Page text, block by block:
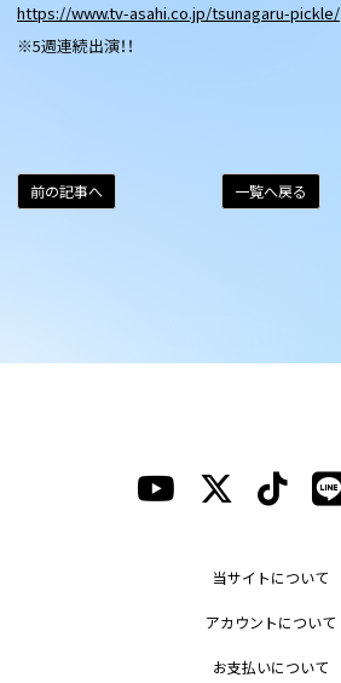
https://www.tv-asahi.co.jp/tsunagaru-pickle/
※5週連続出演！！
一覧へ戻る
前の記事へ
当サイトについて
アカウントについて
お支払いについて